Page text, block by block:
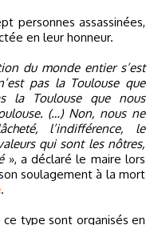
personnes assassinées,
en leur honneur.
du monde entier s’est
pas la Toulouse que
la Toulouse que nous
(…) Non, nous ne
l’indifférence, le
qui sont les nôtres,
», a déclaré le maire lors
soulagement à la mort
.
type sont organisés en